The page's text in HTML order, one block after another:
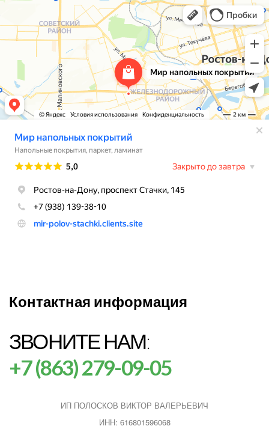
Контактная информация
ЗВОНИТЕ НАМ:
+7 (863) 279-09-05
ИП ПОЛОСКОВ ВИКТОР ВАЛЕРЬЕВИЧ
ИНН: 616801596068